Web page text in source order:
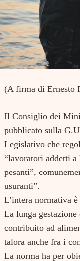
(A firma di Ernesto
Il Consiglio dei
pubblicato sulla
Legislativo che
“lavoratori addetti
pesanti”,
usuranti”.
L’intera normativa
La lunga
contribuito ad
talora anche fra i
La norma ha per